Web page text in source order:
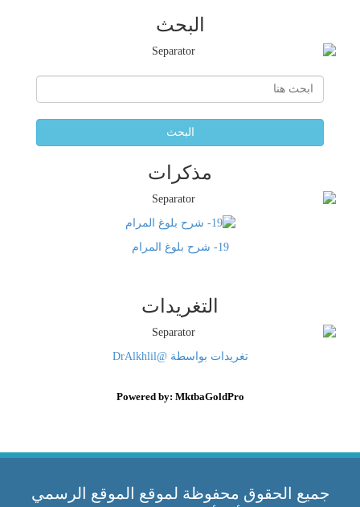
البحث
البحث
مذكرات
19- شرح بلوغ المرام
التغريدات
تغريدات بواسطة @DrAlkhlil
Powered by: MktbaGoldPro
جميع الحقوق محفوظة لموقع الموقع الرسمي